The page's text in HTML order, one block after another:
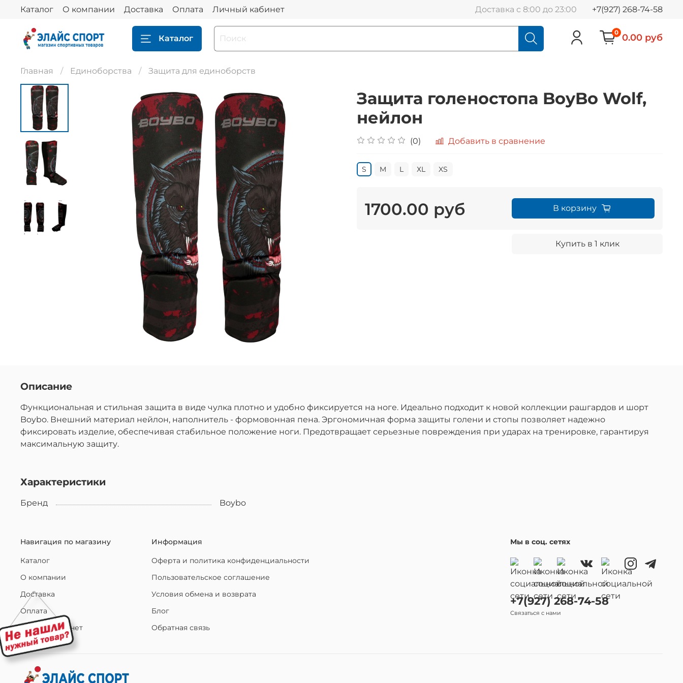
Каталог О компании Доставка Оплата Личный кабинет Доставка с 8:00 до 23:00 +7(927) 268-74-58
Каталог
0 0.00 руб
Главная Единоборства Защита для единоборств
Защита голеностопа BoyBo Wolf,
нейлон
(0) Добавить в сравнение
S M L ХL XS
1700.00 руб В корзину
Купить в 1 клик
Описание
Функциональная и стильная защита в виде чулка плотно и удобно фиксируется на ноге. Идеально подходит к новой коллекции рашгардов и шорт
Boybo. Внешний материал нейлон, наполнитель - формовонная пена. Эргономичная форма защиты голени и стопы позволяет надежно
фиксировать изделие, обеспечивая стабильное положение ноги. Предотвращает серьезные повреждения при ударах на тренировке, гарантируя
максимальную защиту.
Характеристики
Бренд Boybo
Навигация по магазину
Каталог
О компании
Доставка
Оплата
Личный кабинет
Информация
Оферта и политика конфиденциальности
Пользовательское соглашение
Условия обмена и возврата
Блог
Обратная связь
Мы в соц. сетях
+7(927) 268-74-58
Связаться с нами